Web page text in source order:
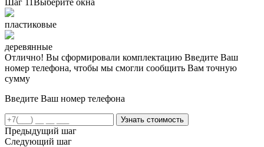
пластиковые
деревянные
Отлично! Вы сформировали комплектацию Введите Ваш
номер телефона, чтобы мы смогли сообщить Вам точную
сумму
Введите Ваш номер телефона
Предыдущий шаг
Следующий шаг